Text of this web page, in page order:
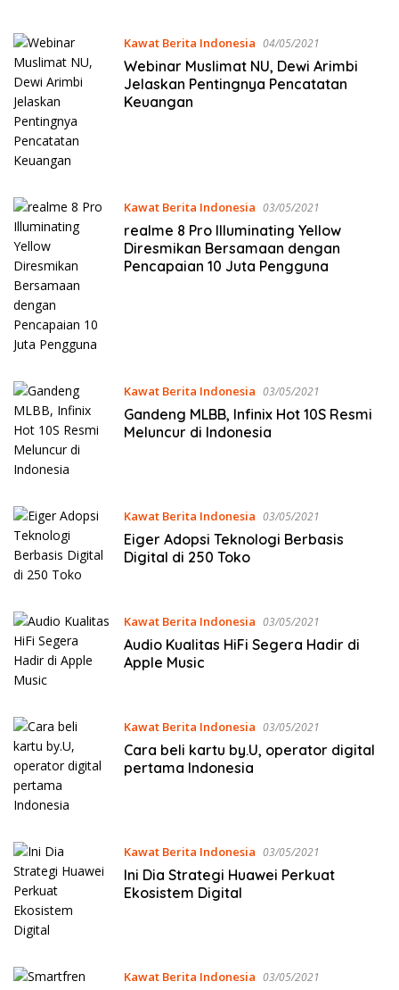
Kawat Berita Indonesia 04/05/2021
Webinar Muslimat NU, Dewi Arimbi
Jelaskan Pentingnya Pencatatan
Keuangan
Kawat Berita Indonesia 03/05/2021
realme 8 Pro Illuminating Yellow
Diresmikan Bersamaan dengan
Pencapaian 10 Juta Pengguna
Kawat Berita Indonesia 03/05/2021
Gandeng MLBB, Infinix Hot 10S Resmi
Meluncur di Indonesia
Kawat Berita Indonesia 03/05/2021
Eiger Adopsi Teknologi Berbasis
Digital di 250 Toko
Kawat Berita Indonesia 03/05/2021
Audio Kualitas HiFi Segera Hadir di
Apple Music
Kawat Berita Indonesia 03/05/2021
Cara beli kartu by.U, operator digital
pertama Indonesia
Kawat Berita Indonesia 03/05/2021
Ini Dia Strategi Huawei Perkuat
Ekosistem Digital
Kawat Berita Indonesia 03/05/2021